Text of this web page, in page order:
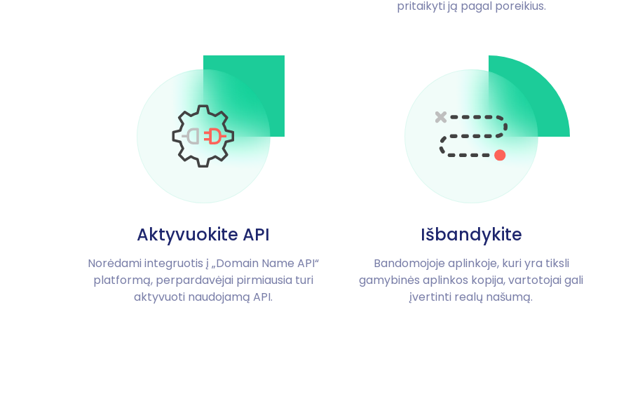
pritaikyti ją pagal poreikius.
Aktyvuokite API
Norėdami integruotis į „Domain Name API“
platformą, perpardavėjai pirmiausia turi
aktyvuoti naudojamą API.
Išbandykite
Bandomojoje aplinkoje, kuri yra tiksli
gamybinės aplinkos kopija, vartotojai gali
įvertinti realų našumą.